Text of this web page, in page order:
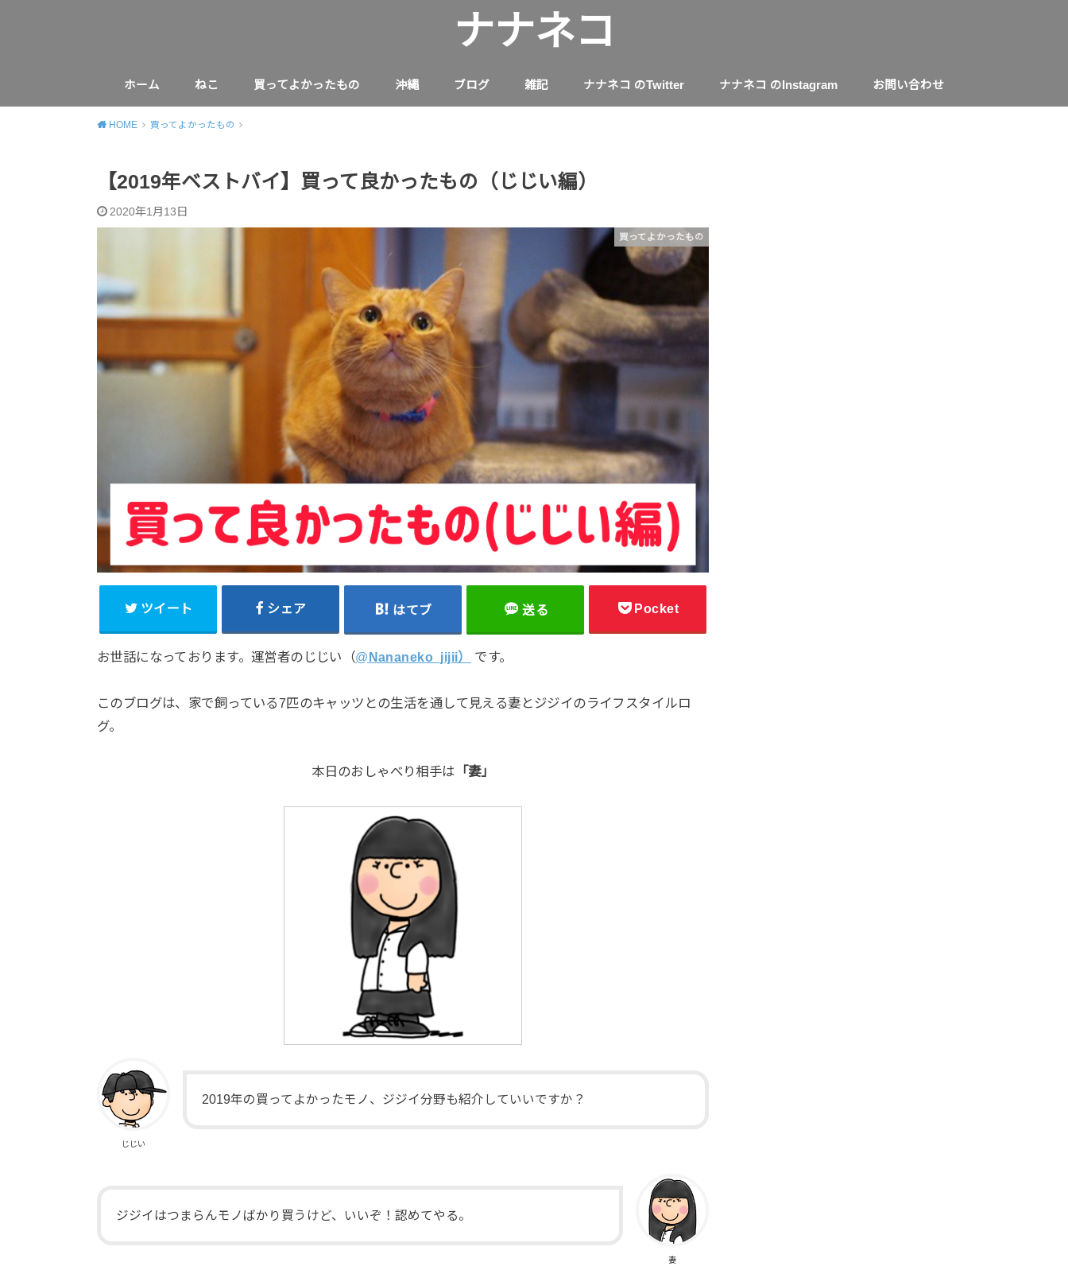
ナナネコ
ホーム ねこ 買ってよかったもの 沖縄 ブログ 雑記 ナナネコ のTwitter ナナネコ のInstagram お問い合わせ
HOME 買ってよかったもの
【2019年ベストバイ】買って良かったもの（じじい編）
2020年1月13日
買ってよかったもの
ツイート シェア はてブ 送る Pocket
お世話になっております。運営者のじじい（@Nananeko_jijii） です。
このブログは、家で飼っている7匹のキャッツとの生活を通して見える妻とジジイのライフスタイルロ
グ。
本日のおしゃべり相手は 「妻」
じじい
2019年の買ってよかったモノ、ジジイ分野も紹介していいですか？
妻
ジジイはつまらんモノばかり買うけど、いいぞ！認めてやる。